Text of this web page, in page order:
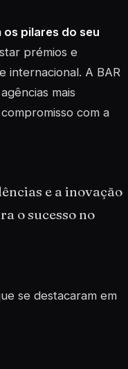
pilares do seu
prémios e
internacional. A BAR
mais
com a
e a inovação
o sucesso no
se destacaram em